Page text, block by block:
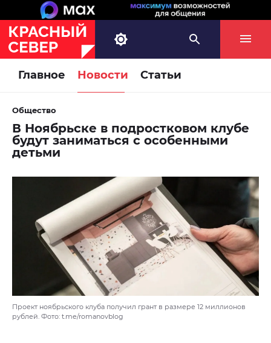
Главное Новости Статьи
Общество
В Ноябрьске в подростковом клубе
будут заниматься с особенными
детьми
Проект ноябрьского клуба получил грант в размере 12 миллионов
рублей. Фото: t.me/romanovblog